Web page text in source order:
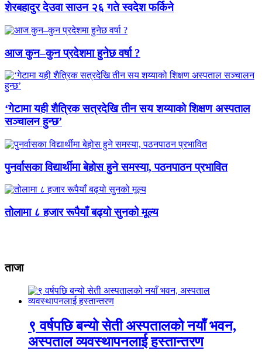
शेरबहादुर देउवा साउन २६ गते स्वदेश फर्किने
आज कुन–कुन प्रदेशमा हुनेछ वर्षा ?
‘गेटामा यही शैत्रिक सत्रदेखि तीन सय शय्याको शिक्षण अस्पताल
सञ्चालन हुन्छ’
पुनर्वासका विद्यार्थीमा बेहोस हुने समस्या, पठनपाठन प्रभावित
तोलामा ८ हजार रूपैयाँ बढ्यो सुनको मूल्य
ताजा
९ वर्षपछि बन्यो सेती अस्पतालको नयाँ भवन,
अस्पताल व्यवस्थापनलाई हस्तान्तरण